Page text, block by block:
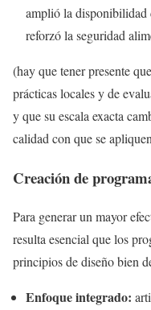
amplió la disponibilidad
reforzó la seguridad
(hay que tener presente
prácticas locales y de
y que su escala exacta
calidad con que se
Creación de
Para generar un mayor
resulta esencial que los
principios de diseño bien
Enfoque integrado: